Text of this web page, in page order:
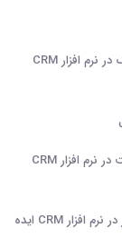
صدور پیش فاکتور به صورت دستی و اتوماتیک در نرم افزار CRM
امکان تعریف مدت زمان اعتبار و شرایط پرداخت در نرم افزار CRM
ثبت پیش پرداخت ها در پیش فاکتور و فاکتور در نرم افزار CRM ایده